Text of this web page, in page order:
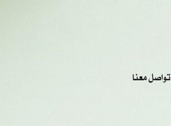
تواصل معنا